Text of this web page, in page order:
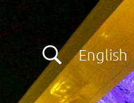
English